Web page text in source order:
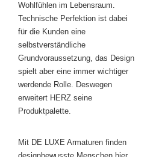
Wohlfühlen im Lebensraum.
Technische Perfektion ist dabei
für die Kunden eine
selbstverständliche
Grundvoraussetzung, das Design
spielt aber eine immer wichtiger
werdende Rolle. Deswegen
erweitert HERZ seine
Produktpalette.
Mit DE LUXE Armaturen finden